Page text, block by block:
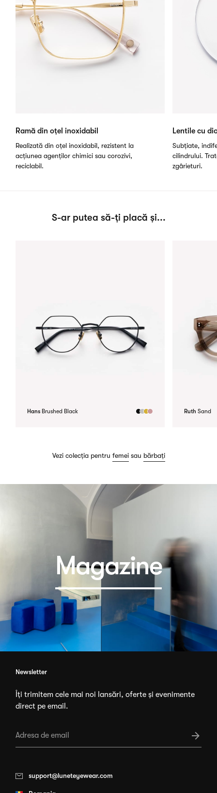
Ramă din oțel inoxidabil
Realizată din oțel inoxidabil, rezistent la
acțiunea agenților chimici sau corozivi,
reciclabil.
Lentile cu
Subțiate,
cilindrului.
zgârieturi.
S-ar putea să-ți placă și...
Hans Brushed Black Ruth Sand
Vezi colecția pentru femei sau bărbați
Magazine
Newsletter
Îți trimitem cele mai noi lansări, oferte și evenimente
direct pe email.
support@luneteyewear.com